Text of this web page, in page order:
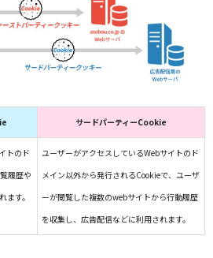
サードパーティーCookie
トのド
履歴や
ます。
ユーザーがアクセスしているWebサイトのド
メイン以外から発行されるCookieで、ユーザ
ーが閲覧した複数のwebサイトから行動履歴
を収集し、広告配信などに利用されます。